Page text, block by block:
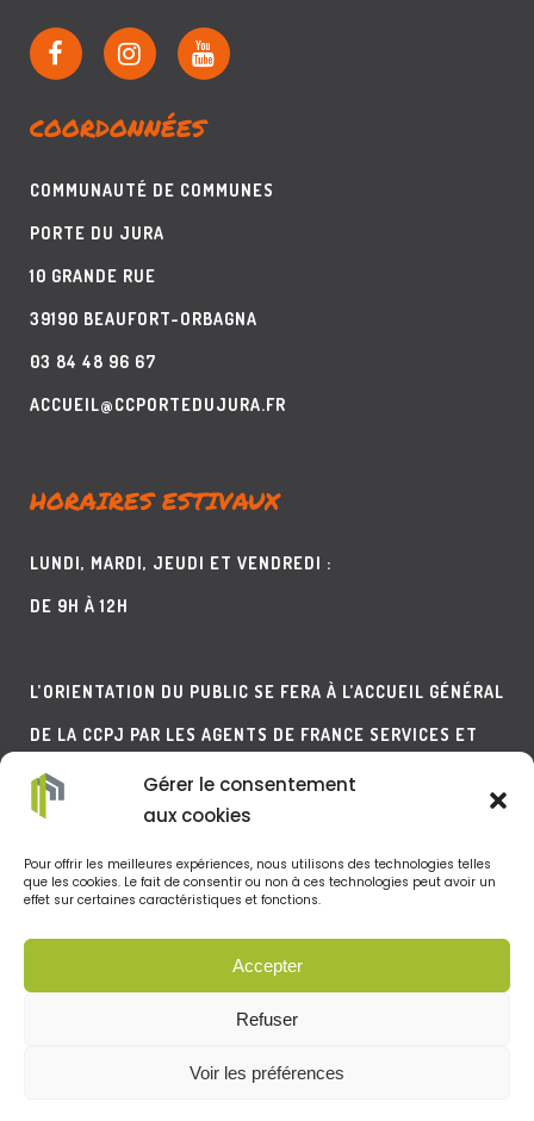
Gérer le consentement
aux cookies
Pour offrir les meilleures expériences, nous utilisons des technologies telles
que les cookies. Le fait de consentir ou non à ces technologies peut avoir un
effet sur certaines caractéristiques et fonctions.
Accepter
Refuser
Voir les préférences
COORDONNÉES
COMMUNAUTÉ DE COMMUNES
PORTE DU JURA
10 GRANDE RUE
39190 BEAUFORT-ORBAGNA
03 84 48 96 67
ACCUEIL@CCPORTEDUJURA.FR
HORAIRES ESTIVAUX
LUNDI, MARDI, JEUDI ET VENDREDI :
DE 9H À 12H
L’ORIENTATION DU PUBLIC SE FERA À L’ACCUEIL GÉNÉRAL
DE LA CCPJ PAR LES AGENTS DE FRANCE SERVICES ET
DE L’AGENCE POSTALE.
LE TÉLÉPHONE SERA QUANT À LUI MIS SUR UNE
MESSAGERIE EN DEHORS DES HORAIRES D’ACCUEIL DE LA